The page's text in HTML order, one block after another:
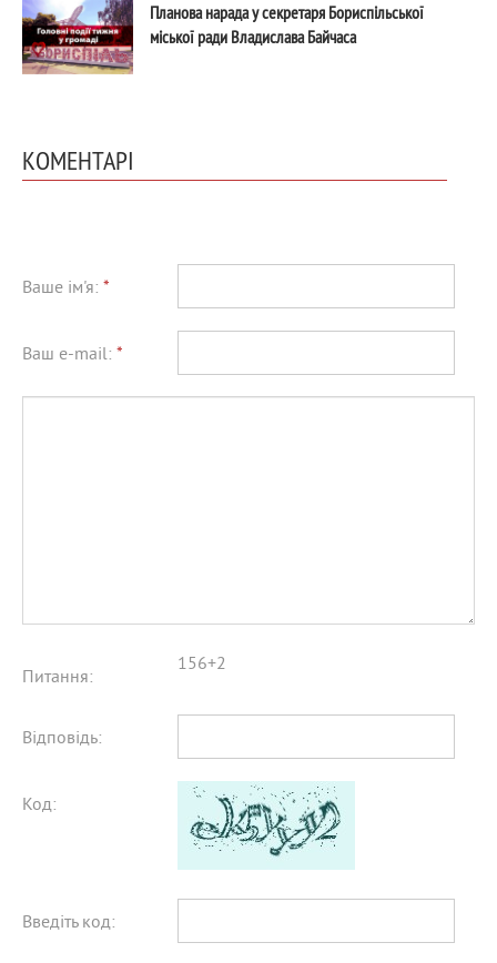
Планова нарада у секретаря Бориспільської
міської ради Владислава Байчаса
КОМЕНТАРІ
Ваше ім'я: *
Ваш e-mail: *
Питання:
156+2
Відповідь:
Код:
Введіть код: